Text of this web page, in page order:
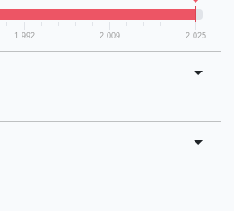
1 992 2 009 2 025